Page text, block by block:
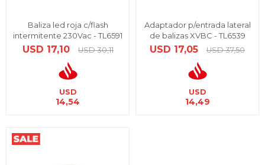
Baliza led roja c/flash
intermitente 230Vac - TL6591
USD 17,10 USD 30,11
USD
14,54
Adaptador p/entrada lateral
de balizas XVBC - TL6539
USD 17,05 USD 37,50
USD
14,49